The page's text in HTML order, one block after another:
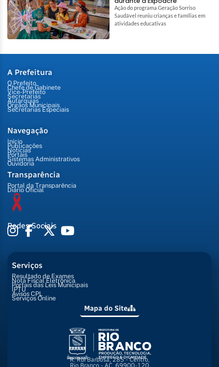
Ação do programa Geração Sorriso
Saudável reuniu crianças e famílias em
atividades educativas
A Prefeitura
O Prefeito
Chefe de Gabinete
Vice-Prefeito
Secretarias
Autarquias
Órgãos Municipais
Secretarias Especiais
Navegação
Início
Publicações
Notícias
Portais
Sistemas Administrativos
Ouvidoria
Transparência
Portal da Transparência
Diário Oficial
Redes Sociais
Serviços
Resultado de Exames
Nota Fiscal Eletrônica
Portais das Leis Municipais
IPTU
Avisos CPL
Serviços Online
Mapa do Site
R. Rui Barbosa, 285 - Centro,
Rio Branco - AC, 69900-120